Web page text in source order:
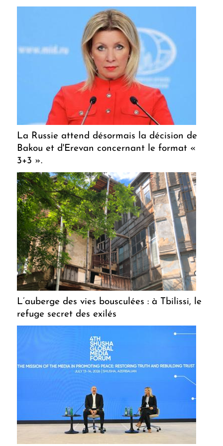
La Russie attend désormais la décision de
Bakou et d'Erevan concernant le format «
3+3 ».
L’auberge des vies bousculées : à Tbilissi, le
refuge secret des exilés